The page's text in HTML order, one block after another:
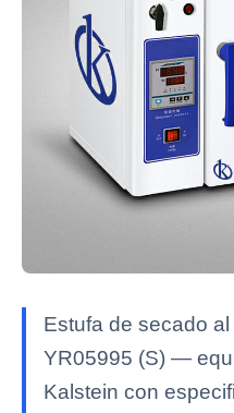
Estufa de secado
YR05995 (S) —
Kalstein con